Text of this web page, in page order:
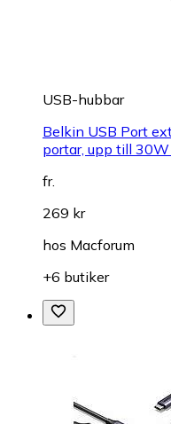
USB-hubbar
Belkin USB Port
portar, upp till
fr.
269 kr
hos Macforum
+6 butiker